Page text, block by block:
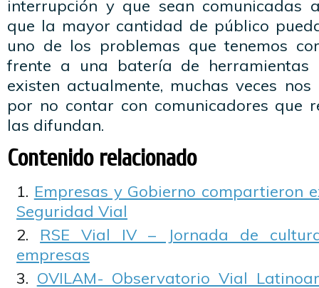
interrupción y que sean comunicadas
que la mayor cantidad de público
uno de los problemas que tenemos
frente a una batería de herramientas
existen actualmente, muchas veces
por no contar con comunicadores que
las difundan.
Contenido relacionado
Empresas y Gobierno compartieron
Seguridad Vial
RSE Vial IV – Jornada de
empresas
OVILAM- Observatorio Vial